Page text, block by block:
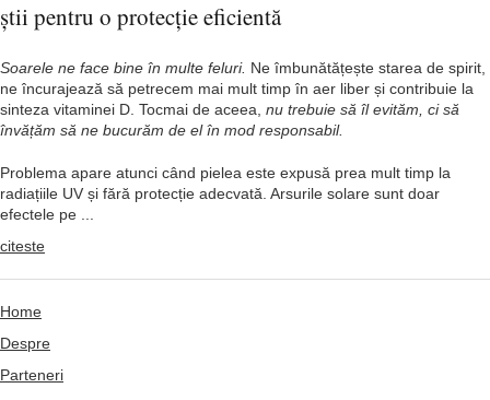
știi pentru o protecție eficientă
Soarele ne face bine în multe feluri. Ne îmbunătățește starea de spirit,
ne încurajează să petrecem mai mult timp în aer liber și contribuie la
sinteza vitaminei D. Tocmai de aceea, nu trebuie să îl evităm, ci să
învățăm să ne bucurăm de el în mod responsabil.
Problema apare atunci când pielea este expusă prea mult timp la
radiațiile UV și fără protecție adecvată. Arsurile solare sunt doar
efectele pe ...
citeste
Home
Despre
Parteneri